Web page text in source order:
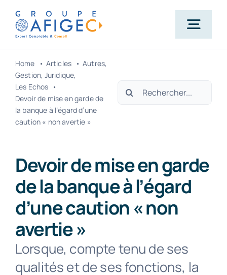
Passer
contenu
Accueil
Qui-sommes-nous ?
Actualités
Carrière
Contact
Home Articles
Autres
Gestion Juridique
Les Echos
Devoir de mise en garde de
la banque à l’égard d’une
caution « non avertie »
Rechercher:
Devoir de mise en garde
de la banque à l’égard
d’une caution « non
avertie »
Lorsque, compte tenu de ses
qualités et de ses fonctions, la